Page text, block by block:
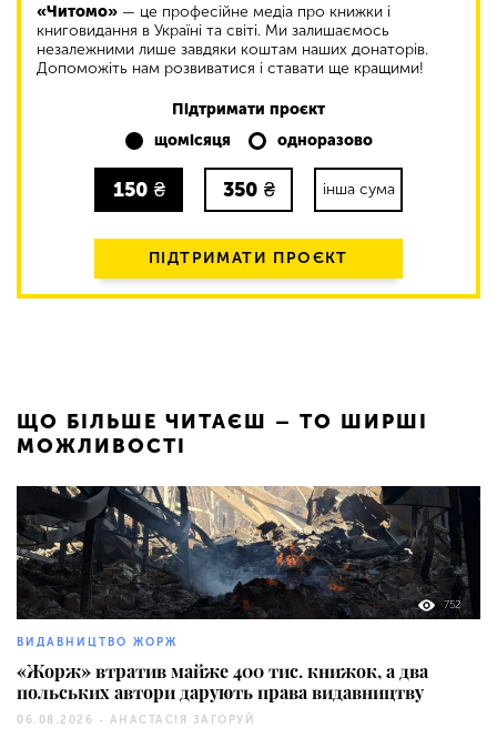
«Читомо» — це професійне медіа про книжки і
книговидання в Україні та світі. Ми залишаємось
незалежними лише завдяки коштам наших донаторів.
Допоможіть нам розвиватися і ставати ще кращими!
Підтримати проєкт
щомісяця
одноразово
150 ₴ 350 ₴ інша сума
ПІДТРИМАТИ ПРОЄКТ
ЩО БІЛЬШЕ ЧИТАЄШ – ТО ШИРШІ
МОЖЛИВОСТІ
752
ВИДАВНИЦТВО ЖОРЖ
«Жорж» втратив майже 400 тис. книжок, а два
польських автори дарують права видавництву
06.08.2026 - АНАСТАСІЯ ЗАГОРУЙ